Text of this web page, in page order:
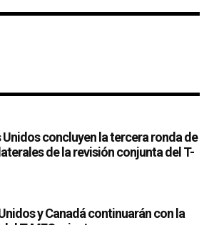
concluyen la tercera ronda de
de la revisión conjunta del T-
y Canadá continuarán con la